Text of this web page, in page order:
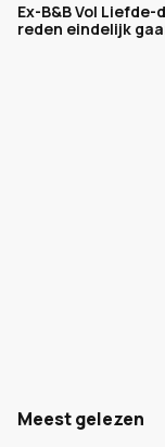
Ex-B&B Vol
reden eindelijk
Meest gelezen